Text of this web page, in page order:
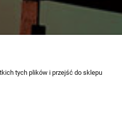
tych plików i przejść do sklepu